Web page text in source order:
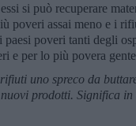
si può recuperare
poveri assai meno e i
poveri tanti degli
e per lo più povera
uno spreco da
prodotti. Significa in